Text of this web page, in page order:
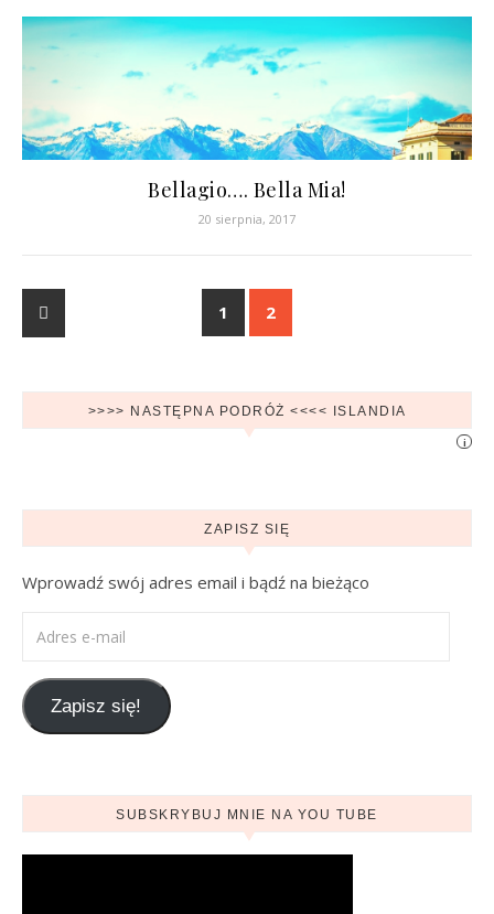
Bellagio…. Bella Mia!
20 sierpnia, 2017
1 2
>>>> NASTĘPNA PODRÓŻ <<<< ISLANDIA
i
ZAPISZ SIĘ
Wprowadź swój adres email i bądź na bieżąco
Zapisz się!
SUBSKRYBUJ MNIE NA YOU TUBE